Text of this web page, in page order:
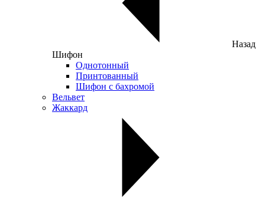
Назад
Шифон
Однотонный
Принтованный
Шифон с бахромой
Вельвет
Жаккард